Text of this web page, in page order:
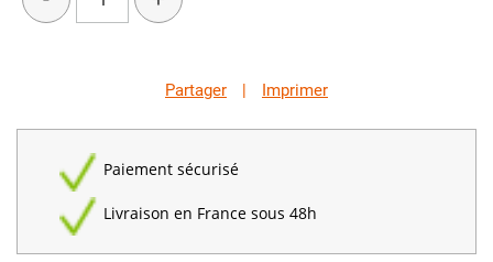
Partager | Imprimer
Paiement sécurisé
Livraison en France sous 48h